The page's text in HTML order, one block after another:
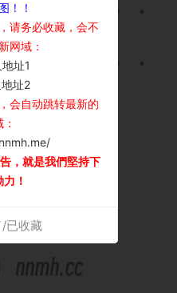
！！
请务必收藏，会不
网域：
址1
址2
会自动跳转最新的
，就是我們堅持下
！
已收藏